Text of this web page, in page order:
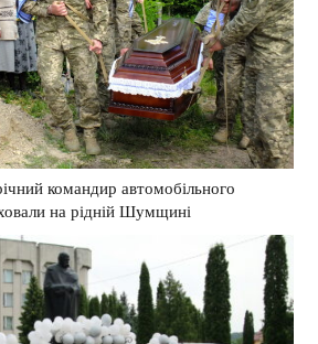
командир автомобільного
на рідній Шумщині